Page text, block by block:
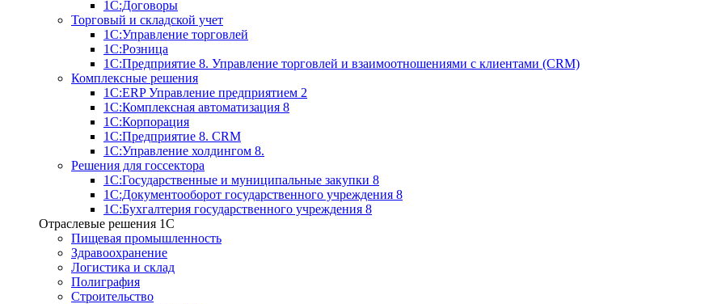
1С:Договоры
Торговый и складской учет
1С:Управление торговлей
1С:Розница
1С:Предприятие 8. Управление торговлей и взаимоотношениями с клиентами (CRM)
Комплексные решения
1С:ERP Управление предприятием 2
1С:Комплексная автоматизация 8
1С:Корпорация
1С:Предприятие 8. CRM
1С:Управление холдингом 8.
Решения для госсектора
1С:Государственные и муниципальные закупки 8
1С:Документооборот государственного учреждения 8
1С:Бухгалтерия государственного учреждения 8
Отраслевые решения 1C
Пищевая промышленность
Здравоохранение
Логистика и склад
Полиграфия
Строительство